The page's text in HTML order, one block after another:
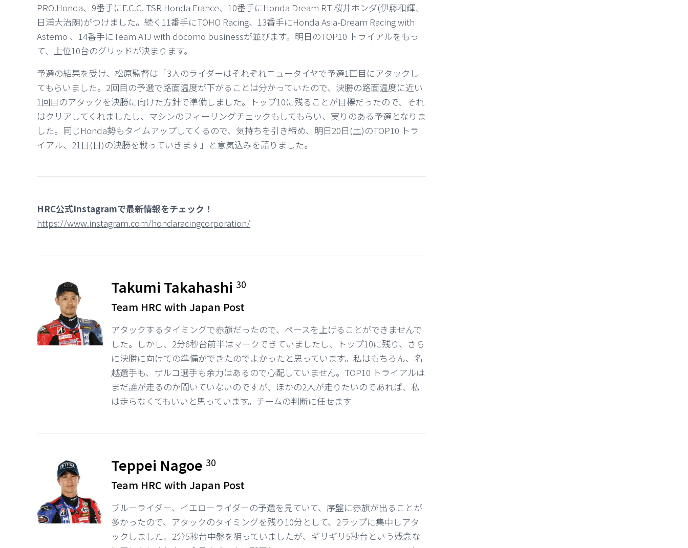
PRO.Honda、9番手にF.C.C. TSR Honda France、10番手にHonda Dream RT 桜井ホンダ(伊藤和輝、
日浦大治朗)がつけました。続く11番手にTOHO Racing、13番手にHonda Asia-Dream Racing with
Astemo 、14番手にTeam ATJ with docomo businessが並びます。 明日のTOP10 トライアルをもっ
て、
上位10台のグリッドが決まります。
予選の結果を受け、松原監督は「3人のライダーはそれぞれニュータイヤで予選1回目にアタックし
てもらいました。 2回目の予選で路面温度が下がることは分かっていたので、決勝の路面温度に近い
1回目のアタックを決勝に向けた方針で準備しました。
トップ10に残ることが目標だったので、それ
はクリアしてくれましたし、マシンのフィーリングチェックもしてもらい、実りのある予選となりま
した。同じHonda勢もタイムアップしてくるので、 気持ちを引き締め、明日20日(土)のTOP10 トラ
イアル、21日(日)の決勝を戦っていきます」と意気込みを語りました。
HRC公式Instagramで最新情報をチェック！
https://www.instagram.com/hondaracingcorporation/
Takumi Takahashi 30
Team HRC with Japan Post
アタックするタイミングで赤旗だったので、ペースを上げることができませんで
した。しかし、2分6秒台前半はマークできていましたし、トップ10に残り、さら
に決勝に向けての準備ができたのでよかったと思っています。私はもちろん、名
越選手も、ザルコ選手も余力はあるので心配していません。TOP10 トライアルは
まだ誰が走るのか聞いていないのですが、ほかの2人が走りたいのであれば、私
は走らなくてもいいと思っています。チームの判断に任せます
Teppei Nagoe 30
Team HRC with Japan Post
ブルーライダー、イエローライダーの予選を見ていて、序盤に赤旗が出ることが
多かったので、アタックのタイミングを残り10分として、2ラップに集中しアタ
ックしました。2分5秒台中盤を狙っていましたが、ギリギリ5秒台という残念な